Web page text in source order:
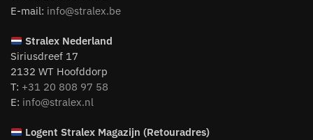
E-mail: info@stralex.be
Stralex Nederland
Siriusdreef 17
2132 WT Hoofddorp
T: +31 20 808 97 58
E: info@stralex.nl
LogentStralex Magazijn (Retouradres)